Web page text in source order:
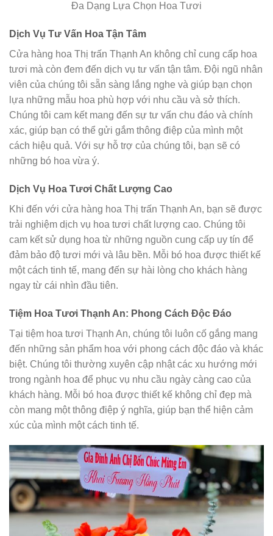
Đa Dạng Lựa Chọn Hoa Tươi
Dịch Vụ Tư Vấn Hoa Tận Tâm
Cửa hàng hoa Thị trấn Thạnh An không chỉ cung cấp hoa
tươi mà còn đem đến dịch vụ tư vấn tận tâm. Đội ngũ nhân
viên của chúng tôi sẵn sàng lắng nghe và giúp bạn chọn
lựa những mẫu hoa phù hợp với nhu cầu và sở thích.
Chúng tôi cam kết mang đến sự tư vấn chu đáo và chính
xác, giúp bạn có thể gửi gắm thông điệp của mình một
cách hiệu quả. Với sự hỗ trợ của chúng tôi, bạn sẽ có
những bó hoa vừa ý.
Dịch Vụ Hoa Tươi Chất Lượng Cao
Khi đến với cửa hàng hoa Thị trấn Thạnh An, bạn sẽ được
trải nghiệm dịch vụ hoa tươi chất lượng cao. Chúng tôi
cam kết sử dụng hoa từ những nguồn cung cấp uy tín để
đảm bảo độ tươi mới và lâu bền. Mỗi bó hoa được thiết kế
một cách tinh tế, mang đến sự hài lòng cho khách hàng
ngay từ cái nhìn đầu tiên.
Tiệm Hoa Tươi Thạnh An: Phong Cách Độc Đáo
Tại tiệm hoa tươi Thạnh An, chúng tôi luôn cố gắng mang
đến những sản phẩm hoa với phong cách độc đáo và khác
biệt. Chúng tôi thường xuyên cập nhật các xu hướng mới
trong ngành hoa để phục vụ nhu cầu ngày càng cao của
khách hàng. Mỗi bó hoa được thiết kế không chỉ đẹp mà
còn mang một thông điệp ý nghĩa, giúp bạn thể hiện cảm
xúc của mình một cách tinh tế.